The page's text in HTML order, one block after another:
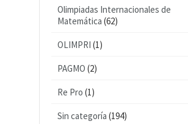
Olimpiadas Internacionales de
Matemática (62)
OLIMPRI (1)
PAGMO (2)
Re Pro (1)
Sin categoría (194)